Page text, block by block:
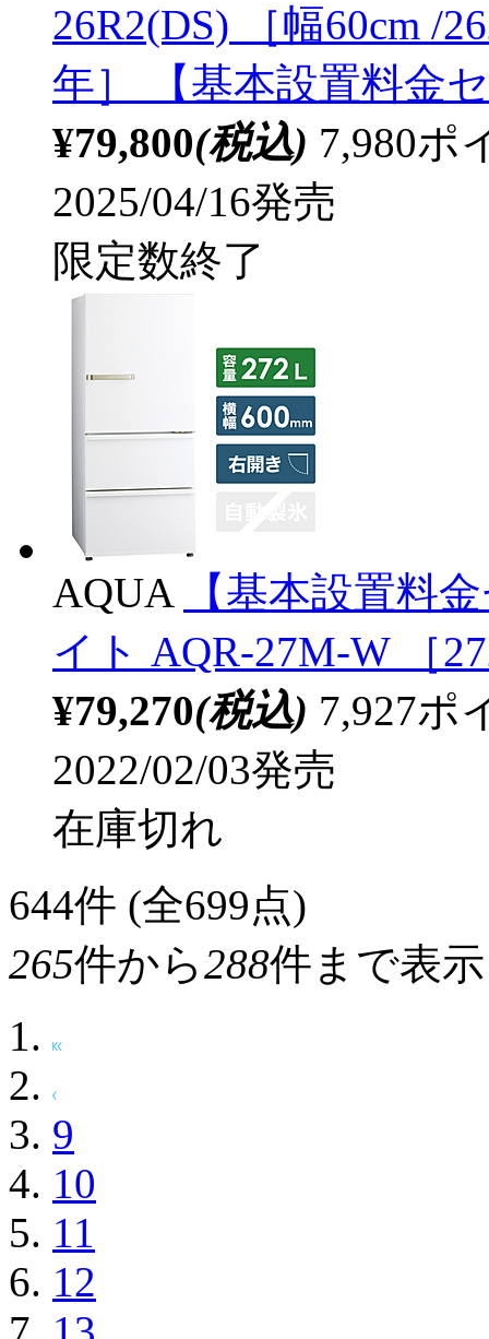
26R2(DS) ［幅60cm /
年］ 【基本設置料金
¥79,800(税込) 7,980ポ
2025/04/16発売
限定数終了
AQUA
【基本設置料
イト AQR-27M-W ［
¥79,270(税込) 7,927ポ
2022/02/03発売
在庫切れ
644件 (全699点)
265件から288件まで表示
9
10
11
12